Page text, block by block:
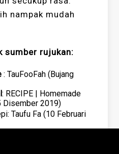
nampak mudah
sumber rujukan:
: TauFooFah (Bujang
: RECIPE | Homemade
Disember 2019)
Taufu Fa (10 Februari